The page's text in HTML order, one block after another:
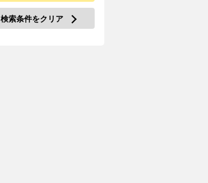
検索条件をクリア